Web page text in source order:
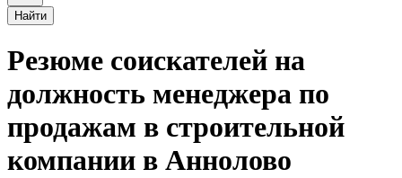
Найти
Резюме соискателей на
должность менеджера по
продажам в строительной
компании в Аннолово